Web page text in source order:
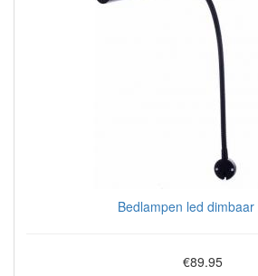
Bedlampen led dimbaar
€89.95